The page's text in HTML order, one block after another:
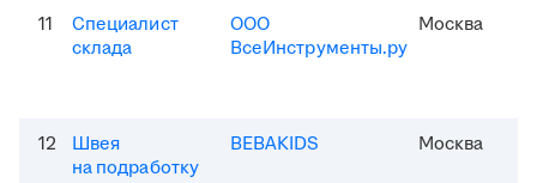
11
Специалист
склада
ООО
ВсеИнструменты.ру
Москва
12
Швея
на подработку
BEBAKIDS Москва